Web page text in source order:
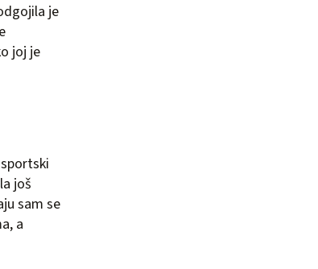
je
joj je
još
sam se
a